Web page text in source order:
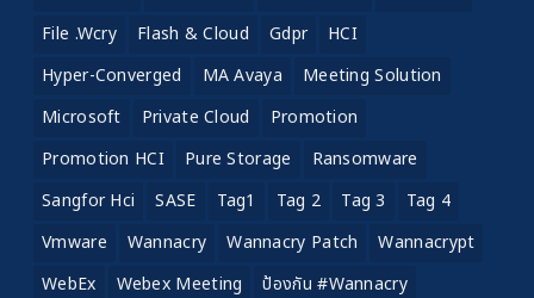
File .wcry
Flash & Cloud Gdpr
HCI
Hyper-Converged
MA Avaya
Meeting Solution
Microsoft
Private Cloud
Promotion
Promotion HCI
Pure Storage
Ransomware
Sangfor Hci
SASE Tag1 Tag 2 Tag 3
Tag 4
Vmware
Wannacry Wannacry Patch
Wannacrypt
WebEx
Webex Meeting ป้องกัน #wannacry